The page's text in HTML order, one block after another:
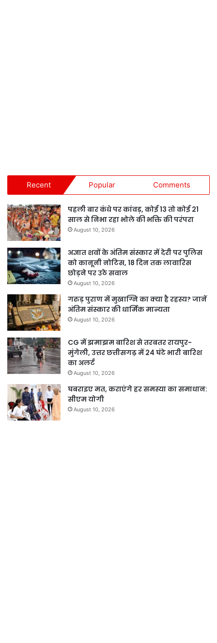
Recent Popular Comments
पहली बार कंधे पर कांवड़, कोई 13 तो कोई 21
साल से निभा रहा भोले की भक्ति की परंपरा
August 10, 2026
अज्ञात शवों के अंतिम संस्कार में देरी पर पुलिस
को कानूनी नोटिस, 18 दिन तक लावारिस
छोड़ने पर उठे सवाल
August 10, 2026
गरुड़ पुराण में मुखाग्नि का क्या है रहस्य? जानें
अंतिम संस्कार की धार्मिक मान्यता
August 10, 2026
CG में झमाझम बारिश से तरबतर रायपुर-
मुंगेली, उत्तर छत्तीसगढ़ में 24 घंटे भारी बारिश
का अलर्ट
August 10, 2026
घबराइए मत, कराएंगे हर समस्या का समाधान:
सीएम योगी
August 10, 2026